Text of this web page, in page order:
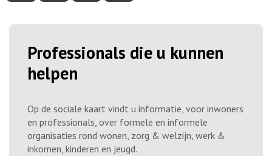
Professionals die u kunnen
helpen
Op de sociale kaart vindt u informatie, voor inwoners
en professionals, over formele en informele
organisaties rond wonen, zorg & welzijn, werk &
inkomen, kinderen en jeugd.